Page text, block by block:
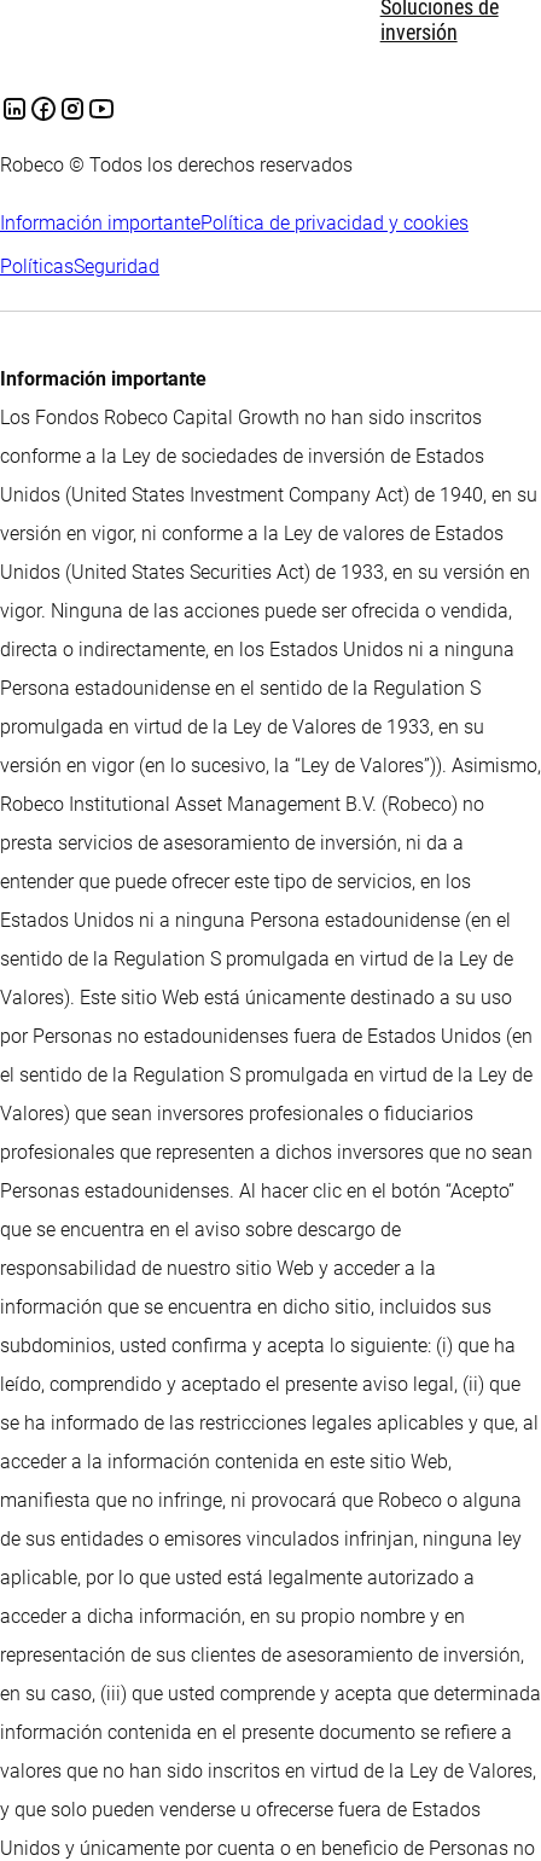
Soluciones de
inversión
Robeco © Todos los derechos reservados
Información importantePolítica de privacidad y cookies
PolíticasSeguridad
Información importante
Los Fondos Robeco Capital Growth no han sido inscritos
conforme a la Ley de sociedades de inversión de Estados
Unidos (United States Investment Company Act) de 1940, en su
versión en vigor, ni conforme a la Ley de valores de Estados
Unidos (United States Securities Act) de 1933, en su versión en
vigor. Ninguna de las acciones puede ser ofrecida o vendida,
directa o indirectamente, en los Estados Unidos ni a ninguna
Persona estadounidense en el sentido de la Regulation S
promulgada en virtud de la Ley de Valores de 1933, en su
versión en vigor (en lo sucesivo, la “Ley de Valores”)). Asimismo,
Robeco Institutional Asset Management B.V. (Robeco) no
presta servicios de asesoramiento de inversión, ni da a
entender que puede ofrecer este tipo de servicios, en los
Estados Unidos ni a ninguna Persona estadounidense (en el
sentido de la Regulation S promulgada en virtud de la Ley de
Valores). Este sitio Web está únicamente destinado a su uso
por Personas no estadounidenses fuera de Estados Unidos (en
el sentido de la Regulation S promulgada en virtud de la Ley de
Valores) que sean inversores profesionales o fiduciarios
profesionales que representen a dichos inversores que no sean
Personas estadounidenses. Al hacer clic en el botón “Acepto”
que se encuentra en el aviso sobre descargo de
responsabilidad de nuestro sitio Web y acceder a la
información que se encuentra en dicho sitio, incluidos sus
subdominios, usted confirma y acepta lo siguiente: (i) que ha
leído, comprendido y aceptado el presente aviso legal, (ii) que
se ha informado de las restricciones legales aplicables y que, al
acceder a la información contenida en este sitio Web,
manifiesta que no infringe, ni provocará que Robeco o alguna
de sus entidades o emisores vinculados infrinjan, ninguna ley
aplicable, por lo que usted está legalmente autorizado a
acceder a dicha información, en su propio nombre y en
representación de sus clientes de asesoramiento de inversión,
en su caso, (iii) que usted comprende y acepta que determinada
información contenida en el presente documento se refiere a
valores que no han sido inscritos en virtud de la Ley de Valores,
y que solo pueden venderse u ofrecerse fuera de Estados
Unidos y únicamente por cuenta o en beneficio de Personas no